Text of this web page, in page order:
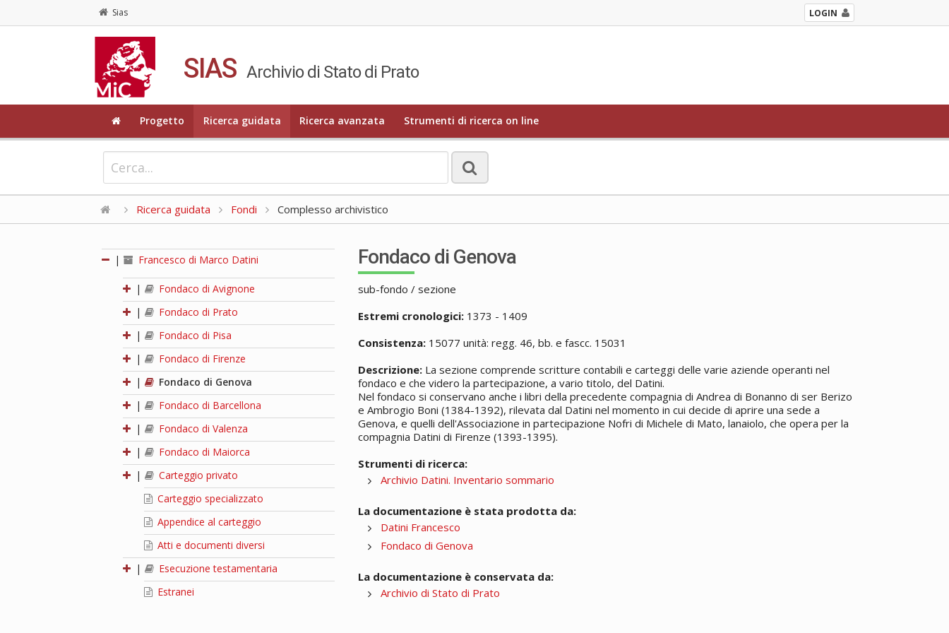
Sias LOGIN
SIAS Archivio di Stato di Prato
Progetto Ricerca guidata Ricerca avanzata Strumenti di ricerca on line
Ricerca guidata Fondi Complesso archivistico
| Francesco di Marco Datini
|
Fondaco di Avignone
|
Fondaco di Prato
|
Fondaco di Pisa
|
Fondaco di Firenze
|
Fondaco di Genova
|
Fondaco di Barcellona
|
Fondaco di Valenza
|
Fondaco di Maiorca
|
Carteggio privato
Carteggio specializzato
Appendice al carteggio
Atti e documenti diversi
|
Esecuzione testamentaria
Estranei
Fondaco di Genova
sub-fondo / sezione
Estremi cronologici: 1373 - 1409
Consistenza: 15077 unità: regg. 46, bb. e fascc. 15031
Descrizione: La sezione comprende scritture contabili e carteggi delle varie aziende operanti nel
fondaco e che videro la partecipazione, a vario titolo, del Datini.
Nel fondaco si conservano anche i libri della precedente compagnia di Andrea di Bonanno di ser Berizo
e Ambrogio Boni (1384-1392), rilevata dal Datini nel momento in cui decide di aprire una sede a
Genova, e quelli dell'Associazione in partecipazione Nofri di Michele di Mato, lanaiolo, che opera per la
compagnia Datini di Firenze (1393-1395).
Strumenti di ricerca:
Archivio Datini. Inventario sommario
La documentazione è stata prodotta da:
Datini Francesco
Fondaco di Genova
La documentazione è conservata da:
Archivio di Stato di Prato